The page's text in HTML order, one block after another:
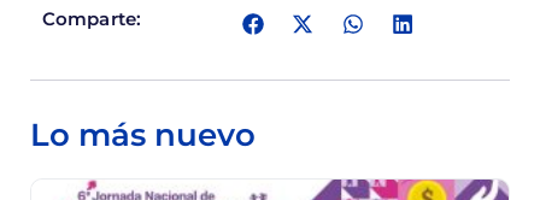
Comparte:
Lo más nuevo